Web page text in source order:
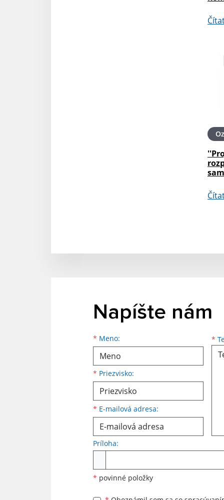
Napíšte nám
* Meno:
Meno
* Priezvisko:
Priezvisko
* E-mailová adresa:
E-mailová adresa *
Príloha:
* povinné položky